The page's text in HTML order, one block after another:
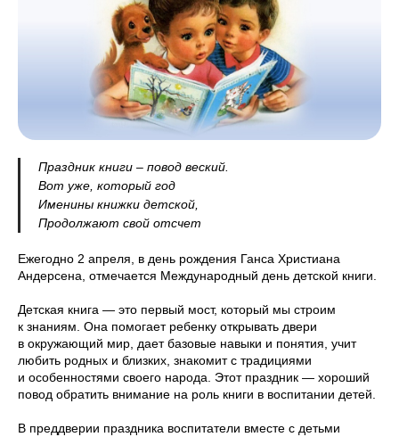
Праздник книги – повод веский.
Вот уже, который год
Именины книжки детской,
Продолжают свой отсчет
Ежегодно 2 апреля, в день рождения Ганса Христиана
Андерсена, отмечается Международный день детской книги.
Детская книга — это первый мост, который мы строим
к знаниям. Она помогает ребенку открывать двери
в окружающий мир, дает базовые навыки и понятия, учит
любить родных и близких, знакомит с традициями
и особенностями своего народа. Этот праздник — хороший
повод обратить внимание на роль книги в воспитании детей.
В преддверии праздника воспитатели вместе с детьми